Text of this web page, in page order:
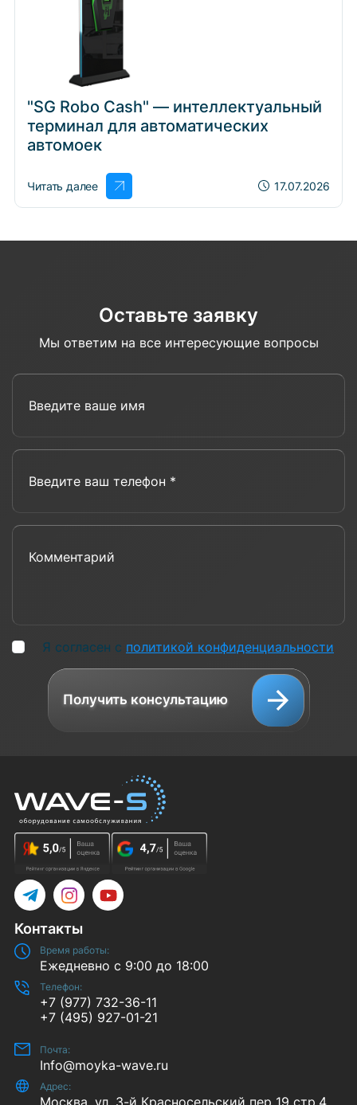
"SG Robo Cash" — интеллектуальный
терминал для автоматических
автомоек
Читать далее 17.07.2026
Оставьте заявку
Мы ответим на все интересующие вопросы
Я согласен с политикой конфиденциальности
Получить консультацию
TelegramInstagramYouTube
Контакты
Время работы:
Ежедневно с 9:00 до 18:00
Телефон:
+7 (977) 732-36-11
+7 (495) 927-01-21
Почта:
Info@moyka-wave.ru
Адрес: